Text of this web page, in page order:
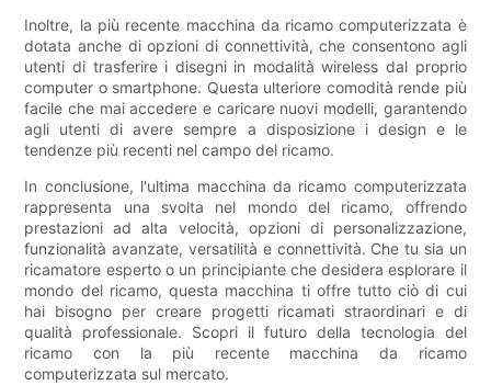
Inoltre, la più recente macchina da ricamo computerizzata è
dotata anche di opzioni di connettività, che consentono agli
utenti di trasferire i disegni in modalità wireless dal proprio
computer o smartphone. Questa ulteriore comodità rende più
facile che mai accedere e caricare nuovi modelli, garantendo
agli utenti di avere sempre a disposizione i design e le
tendenze più recenti nel campo del ricamo.
In conclusione, l'ultima macchina da ricamo computerizzata
rappresenta una svolta nel mondo del ricamo, offrendo
prestazioni ad alta velocità, opzioni di personalizzazione,
funzionalità avanzate, versatilità e connettività. Che tu sia un
ricamatore esperto o un principiante che desidera esplorare il
mondo del ricamo, questa macchina ti offre tutto ciò di cui
hai bisogno per creare progetti ricamati straordinari e di
qualità professionale. Scopri il futuro della tecnologia del
ricamo con la più recente macchina da ricamo
computerizzata sul mercato.